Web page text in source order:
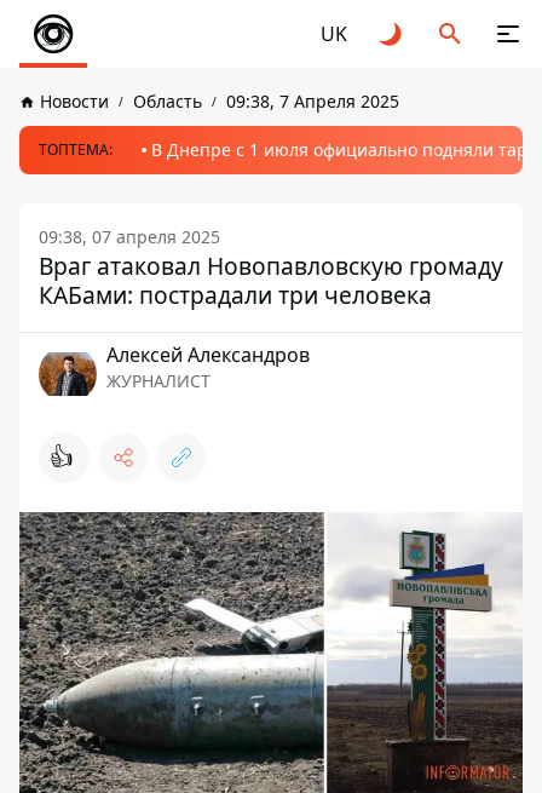
UK
Новости Область 09:38, 7 Апреля 2025
ТОПТЕМА: В Днепре с 1 июля официально подняли
09:38, 07 апреля 2025
Враг атаковал Новопавловскую громаду
КАБами: пострадали три человека
Алексей Александров
ЖУРНАЛИСТ
👍